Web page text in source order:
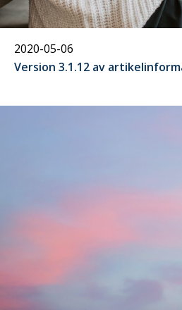
2020-05-06
Version 3.1.12 av
24